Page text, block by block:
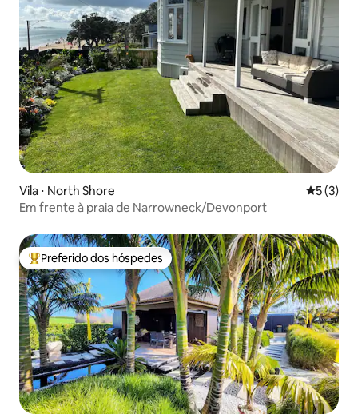
Vila ⋅ North Shore 5 de
5 (3)
Em frente à praia de Narrowneck/Devonport
Entre os melhores preferidos dos hóspedes
Preferido dos hóspedes